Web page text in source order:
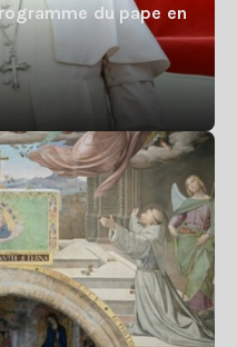
du pape en